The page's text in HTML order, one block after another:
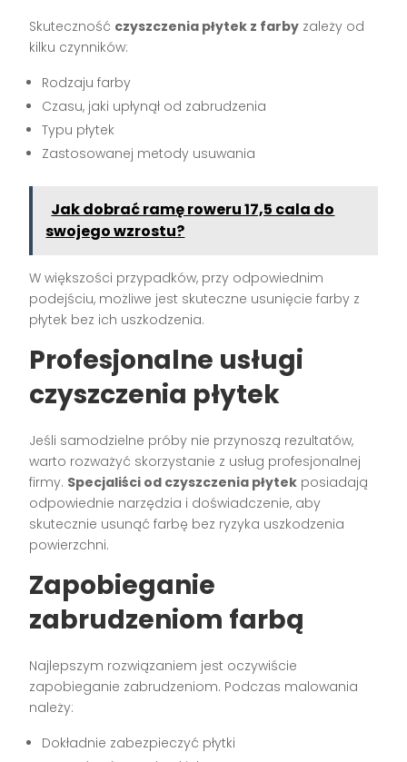
Skuteczność czyszczenia płytek z farby zależy od
kilku czynników:
Rodzaju farby
Czasu, jaki upłynął od zabrudzenia
Typu płytek
Zastosowanej metody usuwania
Jak dobrać ramę roweru 17,5 cala do
swojego wzrostu?
W większości przypadków, przy odpowiednim
podejściu, możliwe jest skuteczne usunięcie farby z
płytek bez ich uszkodzenia.
Profesjonalne usługi
czyszczenia płytek
Jeśli samodzielne próby nie przynoszą rezultatów,
warto rozważyć skorzystanie z usług profesjonalnej
firmy. Specjaliści od czyszczenia płytek posiadają
odpowiednie narzędzia i doświadczenie, aby
skutecznie usunąć farbę bez ryzyka uszkodzenia
powierzchni.
Zapobieganie
zabrudzeniom farbą
Najlepszym rozwiązaniem jest oczywiście
zapobieganie zabrudzeniom. Podczas malowania
należy:
Dokładnie zabezpieczyć płytki